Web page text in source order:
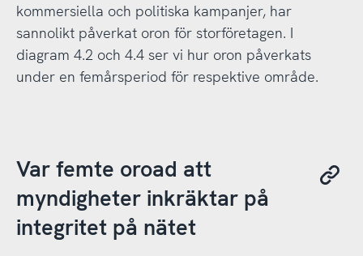
kommersiella och politiska kampanjer, har
sannolikt påverkat oron för storföretagen. I
diagram 4.2 och 4.4 ser vi hur oron påverkats
under en femårsperiod för respektive område.
Var femte oroad att
myndigheter inkräktar på
integritet på nätet